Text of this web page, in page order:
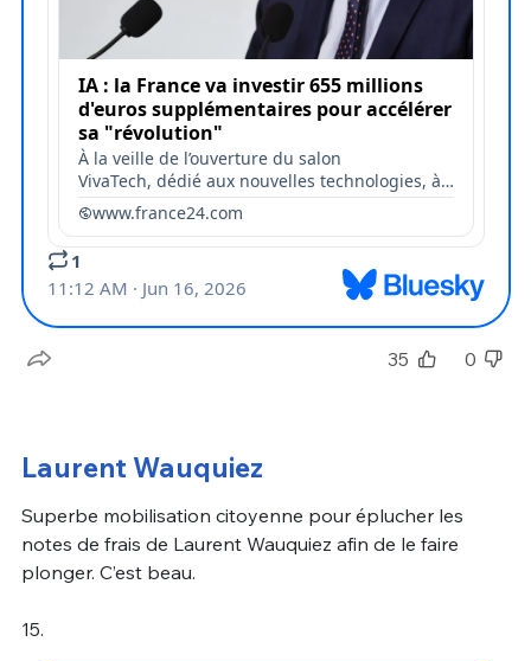
35 0
Laurent Wauquiez
Superbe mobilisation citoyenne pour éplucher les
notes de frais de Laurent Wauquiez afin de le faire
plonger. C’est beau.
15.